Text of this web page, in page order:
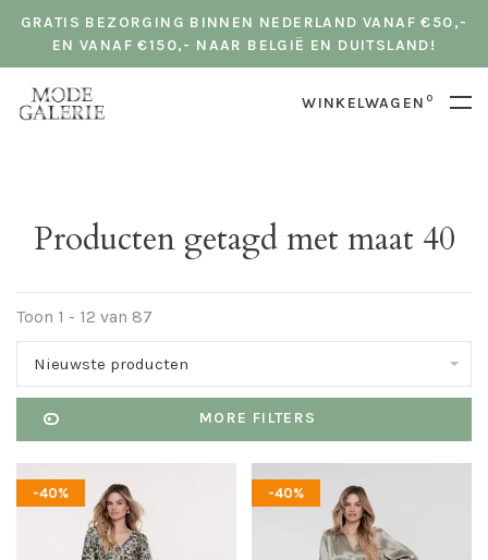
GRATIS BEZORGING BINNEN NEDERLAND VANAF €50,-
EN VANAF €150,- NAAR BELGIË EN DUITSLAND!
WINKELWAGEN 0
Producten getagd met maat 40
Toon 1 - 12 van 87
Nieuwste producten
MORE FILTERS
-40% -40%